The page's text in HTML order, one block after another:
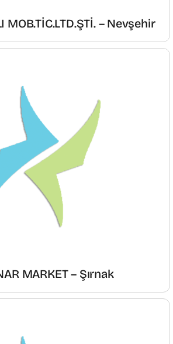
MOB.TİC.LTD.ŞTİ. – Nevşehir
MARKET – Şırnak